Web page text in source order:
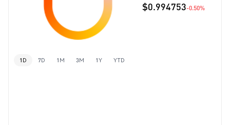
$0.994753-0.50%
1D 7D 1M 3M 1Y YTD